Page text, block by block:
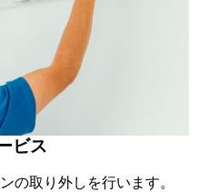
ビス
の取り外しを行います。